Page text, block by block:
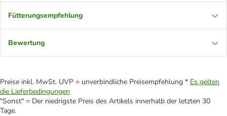
Fütterungsempfehlung
Bewertung
Preise inkl. MwSt. UVP = unverbindliche Preisempfehlung * Es gelten
die Lieferbedingungen
"Sonst" = Der niedrigste Preis des Artikels innerhalb der letzten 30
Tage.